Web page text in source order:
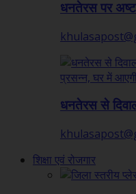
धनतेरस पर
धनतेरस से
शिक्षा एवं रोजगार